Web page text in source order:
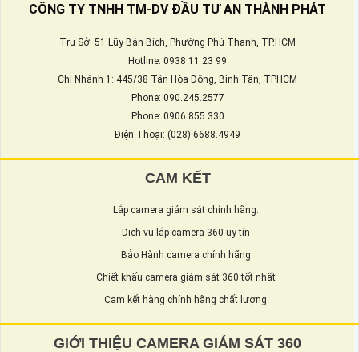
CÔNG TY TNHH TM-DV ĐẦU TƯ AN THÀNH PHÁT
Trụ Sở: 51 Lũy Bán Bích, Phường Phú Thạnh, TP.HCM
Hotline: 0938 11 23 99
Chi Nhánh 1: 445/38 Tân Hòa Đông, Bình Tân, TPHCM
Phone: 090.245.2577
Phone: 0906.855.330
Điện Thoại: (028) 6688.4949
CAM KẾT
Lắp camera giám sát chính hãng.
Dịch vụ lắp camera 360 uy tín
Bảo Hành camera chính hãng
Chiết khấu camera giám sát 360 tốt nhất
Cam kết hàng chính hãng chất lượng
GIỚI THIỆU CAMERA GIÁM SÁT 360